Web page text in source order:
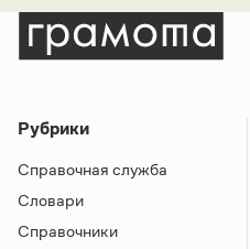
Рубрики
Справочная служба
Словари
Справочники